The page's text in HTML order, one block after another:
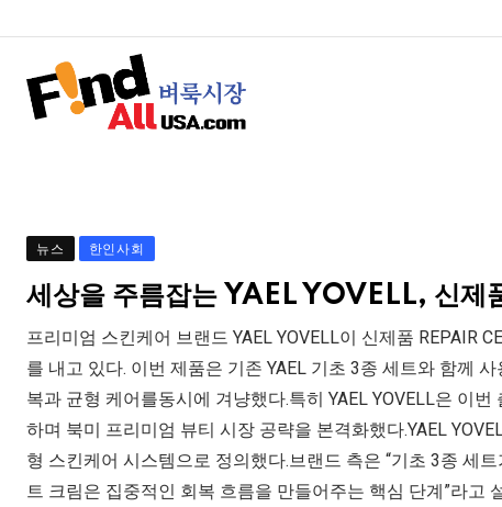
뉴스 한인사회
세상을 주름잡는 YAEL YOVELL, 신제
프리미엄 스킨케어 브랜드 YAEL YOVELL이 신제품 REPAIR
를 내고 있다. 이번 제품은 기존 YAEL 기초 3종 세트와 함께
복과 균형 케어를동시에 겨냥했다.특히 YAEL YOVELL은 이
하며 북미 프리미엄 뷰티 시장 공략을 본격화했다.YAEL
형 스킨케어 시스템으로 정의했다.브랜드 측은 “기초 3종 세
트 크림은 집중적인 회복 흐름을 만들어주는 핵심 단계”라고